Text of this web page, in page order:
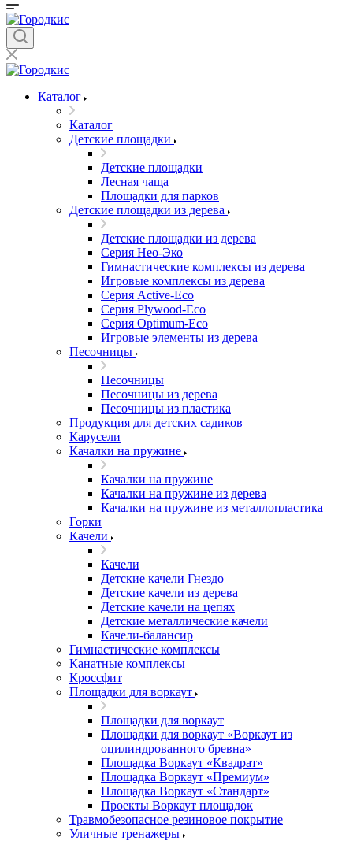
Каталог
Каталог
Детские площадки
Детские площадки
Лесная чаща
Площадки для парков
Детские площадки из дерева
Детские площадки из дерева
Серия Нео-Эко
Гимнастические комплексы из дерева
Игровые комплексы из дерева
Серия Active-Eco
Серия Plywood-Eco
Серия Оptimum-Еco
Игровые элементы из дерева
Песочницы
Песочницы
Песочницы из дерева
Песочницы из пластика
Продукция для детских садиков
Карусели
Качалки на пружине
Качалки на пружине
Качалки на пружине из дерева
Качалки на пружине из металлопластика
Горки
Качели
Качели
Детские качели Гнездо
Детские качели из дерева
Детские качели на цепях
Детские металлические качели
Качели-балансир
Гимнастические комплексы
Канатные комплексы
Кроссфит
Площадки для воркаут
Площадки для воркаут
Площадки для воркаут «Воркаут из
оцилиндрованного бревна»
Площадка Воркаут «Квадрат»
Площадка Воркаут «Премиум»
Площадка Воркаут «Стандарт»
Проекты Воркаут площадок
Травмобезопасное резиновое покрытие
Уличные тренажеры